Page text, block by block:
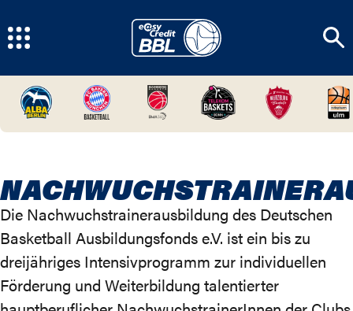
Die Nachwuchstrainerausbildung des Deutschen
Basketball Ausbildungsfonds e.V. ist ein bis zu
dreijähriges Intensivprogramm zur individuellen
Förderung und Weiterbildung talentierter